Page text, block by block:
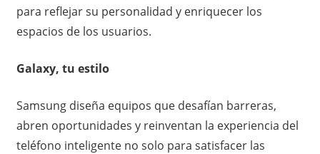
para reflejar su personalidad y enriquecer los
espacios de los usuarios.
Galaxy, tu estilo
Samsung diseña equipos que desafían barreras,
abren oportunidades y reinventan la experiencia del
teléfono inteligente no solo para satisfacer las